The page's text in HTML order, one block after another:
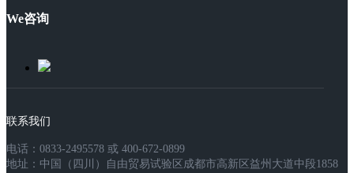
We咨询
联系我们
电话：0833-2495578 或 400-672-0899
地址：中国（四川）自由贸易试验区成都市高新区益州大道中段1858